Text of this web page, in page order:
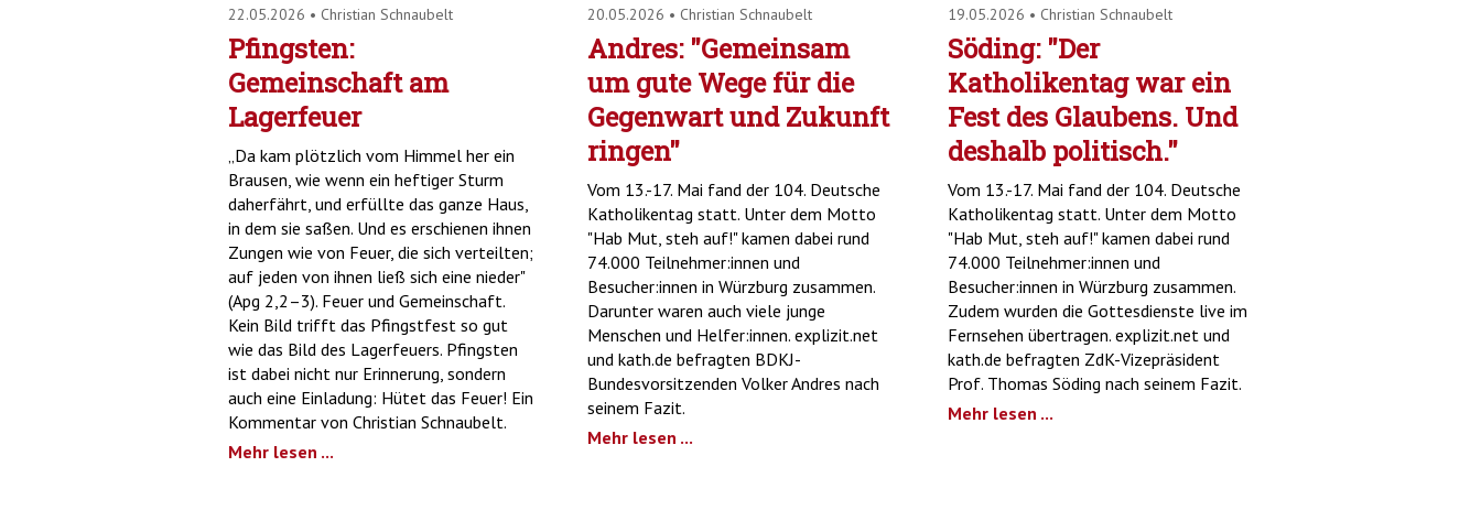
22.05.2026 • Christian Schnaubelt
Pfingsten:
Gemeinschaft am
Lagerfeuer
„Da kam plötzlich vom Himmel her ein
Brausen, wie wenn ein heftiger Sturm
daherfährt, und erfüllte das ganze Haus,
in dem sie saßen. Und es erschienen ihnen
Zungen wie von Feuer, die sich verteilten;
auf jeden von ihnen ließ sich eine nieder"
(Apg 2,2–3). Feuer und Gemeinschaft.
Kein Bild trifft das Pfingstfest so gut
wie das Bild des Lagerfeuers. Pfingsten
ist dabei nicht nur Erinnerung, sondern
auch eine Einladung: Hütet das Feuer! Ein
Kommentar von Christian Schnaubelt.
Mehr lesen ...
20.05.2026 • Christian Schnaubelt
Andres: "Gemeinsam
um gute Wege für die
Gegenwart und Zukunft
ringen"
Vom 13.-17. Mai fand der 104. Deutsche
Katholikentag statt. Unter dem Motto
"Hab Mut, steh auf!" kamen dabei rund
74.000 Teilnehmer:innen und
Besucher:innen in Würzburg zusammen.
Darunter waren auch viele junge
Menschen und Helfer:innen. explizit.net
und kath.de befragten BDKJ-
Bundesvorsitzenden Volker Andres nach
seinem Fazit.
Mehr lesen ...
19.05.2026 • Christian Schnaubelt
Söding: "Der
Katholikentag war ein
Fest des Glaubens. Und
deshalb politisch."
Vom 13.-17. Mai fand der 104. Deutsche
Katholikentag statt. Unter dem Motto
"Hab Mut, steh auf!" kamen dabei rund
74.000 Teilnehmer:innen und
Besucher:innen in Würzburg zusammen.
Zudem wurden die Gottesdienste live im
Fernsehen übertragen. explizit.net und
kath.de befragten ZdK-Vizepräsident
Prof. Thomas Söding nach seinem Fazit.
Mehr lesen ...